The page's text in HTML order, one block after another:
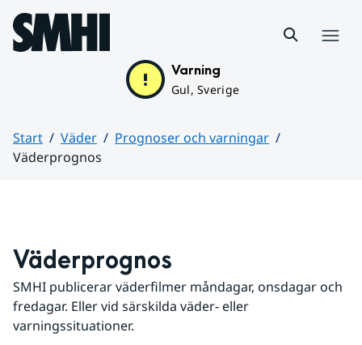
Hoppa till sidans innehåll
Varning
Gul, Sverige
Start Väder
Prognoser och varningar
Väderprognos
Väderprognos
SMHI publicerar väderfilmer måndagar, onsdagar och
fredagar. Eller vid särskilda väder- eller
varningssituationer.